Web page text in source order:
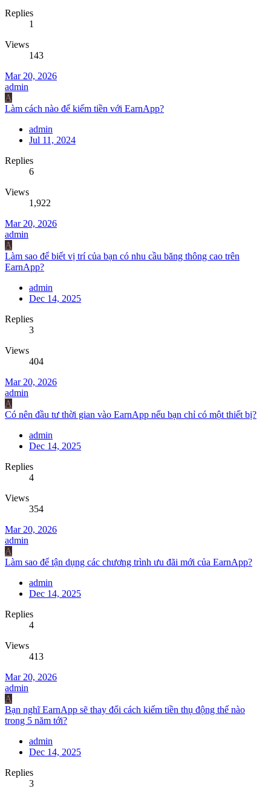
Replies
1
Views
143
Mar 20, 2026
admin
A
Làm cách nào để kiếm tiền với EarnApp?
admin
Jul 11, 2024
Replies
6
Views
1,922
Mar 20, 2026
admin
A
Làm sao để biết vị trí của bạn có nhu cầu băng thông cao trên
EarnApp?
admin
Dec 14, 2025
Replies
3
Views
404
Mar 20, 2026
admin
A
Có nên đầu tư thời gian vào EarnApp nếu bạn chỉ có một thiết bị?
admin
Dec 14, 2025
Replies
4
Views
354
Mar 20, 2026
admin
A
Làm sao để tận dụng các chương trình ưu đãi mới của EarnApp?
admin
Dec 14, 2025
Replies
4
Views
413
Mar 20, 2026
admin
A
Bạn nghĩ EarnApp sẽ thay đổi cách kiếm tiền thụ động thế nào
trong 5 năm tới?
admin
Dec 14, 2025
Replies
3